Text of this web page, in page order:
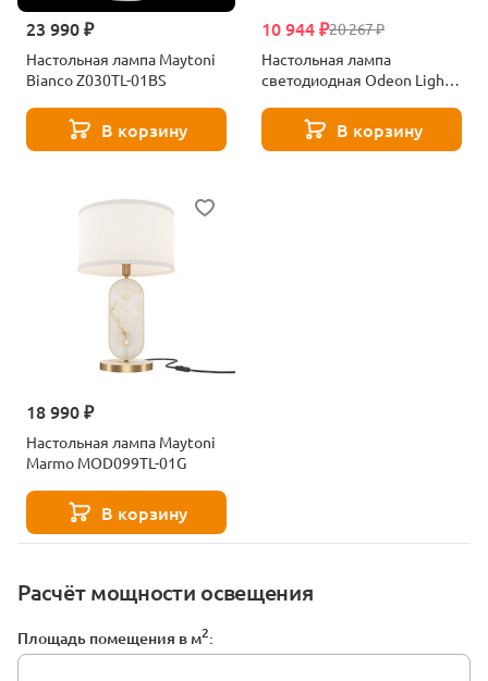
Расчёт мощности освещения
Площадь помещения в м2:
23 990 ₽
Настольная лампа Maytoni
Bianco Z030TL-01BS
В корзину
20 267 ₽
10 944 ₽
Настольная лампа
светодиодная Odeon Light
бронзовый брашинг
В корзину
18 990 ₽
Настольная лампа Maytoni
Marmo MOD099TL-01G
В корзину